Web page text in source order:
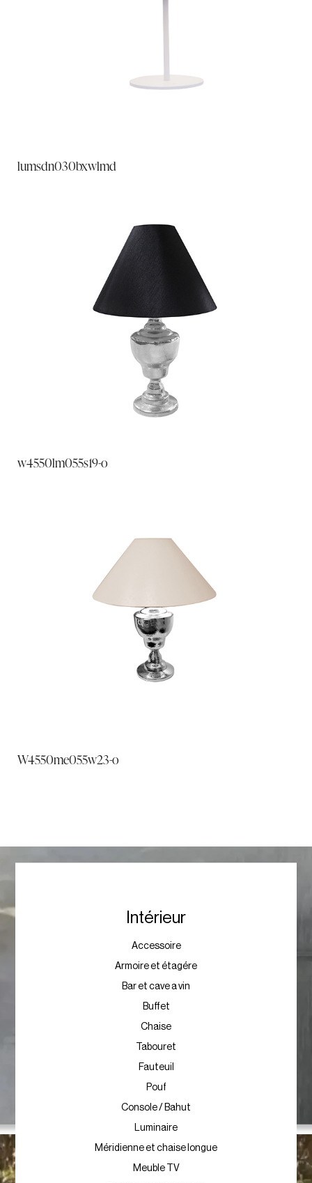
lumsdn030bxwlmd
w4550lm055s19-o
W4550me055w23-o
Intérieur
Accessoire
Armoire et étagére
Bar et cave a vin
Buffet
Chaise
Tabouret
Fauteuil
Pouf
Console / Bahut
Luminaire
Méridienne et chaise longue
Meuble TV